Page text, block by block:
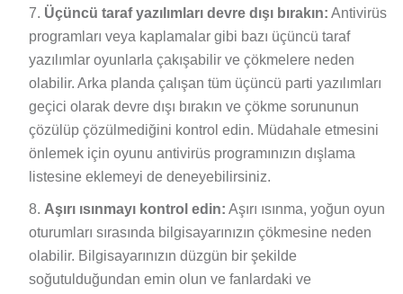
Üçüncü taraf yazılımları devre dışı bırakın: Antivirüs
programları veya kaplamalar gibi bazı üçüncü taraf
yazılımlar oyunlarla çakışabilir ve çökmelere neden
olabilir. Arka planda çalışan tüm üçüncü parti yazılımları
geçici olarak devre dışı bırakın ve çökme sorununun
çözülüp çözülmediğini kontrol edin. Müdahale etmesini
önlemek için oyunu antivirüs programınızın dışlama
listesine eklemeyi de deneyebilirsiniz.
Aşırı ısınmayı kontrol edin: Aşırı ısınma, yoğun oyun
oturumları sırasında bilgisayarınızın çökmesine neden
olabilir. Bilgisayarınızın düzgün bir şekilde
soğutulduğundan emin olun ve fanlardaki ve